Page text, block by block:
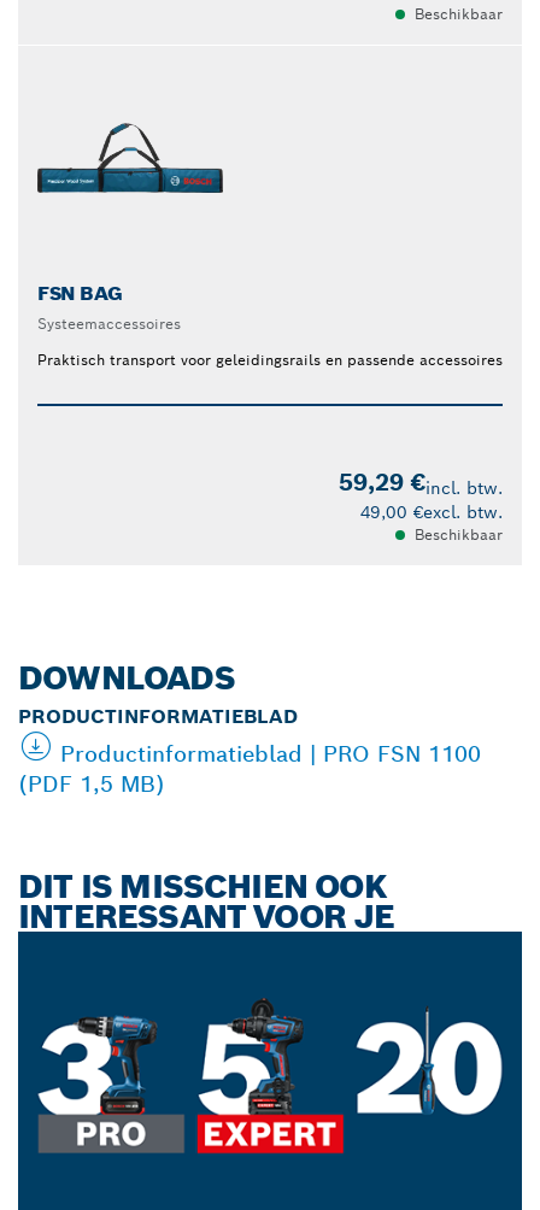
Beschikbaar
FSN BAG
Systeemaccessoires
Praktisch transport voor geleidingsrails en passende accessoires
59,29 €incl. btw.
49,00 €excl. btw.
Beschikbaar
DOWNLOADS
PRODUCTINFORMATIEBLAD
Productinformatieblad | PRO FSN 1100
(PDF 1,5 MB)
DIT IS MISSCHIEN OOK
INTERESSANT VOOR JE